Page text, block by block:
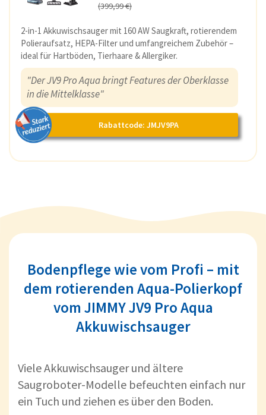
(399,99 €)
2-in-1 Akkuwischsauger mit 160 AW Saugkraft, rotierendem
Polieraufsatz, HEPA-Filter und umfangreichem Zubehör –
ideal für Hartböden, Tierhaare & Allergiker.
"Der JV9 Pro Aqua bringt Features der Oberklasse
in die Mittelklasse"
Rabattcode: JMJV9PA
Bodenpflege wie vom Profi – mit
dem rotierenden Aqua-Polierkopf
vom JIMMY JV9 Pro Aqua
Akkuwischsauger
Viele Akkuwischsauger und ältere
Saugroboter-Modelle befeuchten einfach nur
ein Tuch und ziehen es über den Boden.